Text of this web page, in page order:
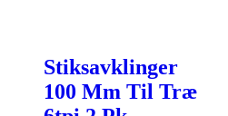
Stiksavklinger
100 Mm Til Træ